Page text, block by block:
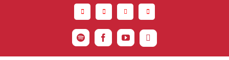
SpotifyFacebookYouTubeInstagram